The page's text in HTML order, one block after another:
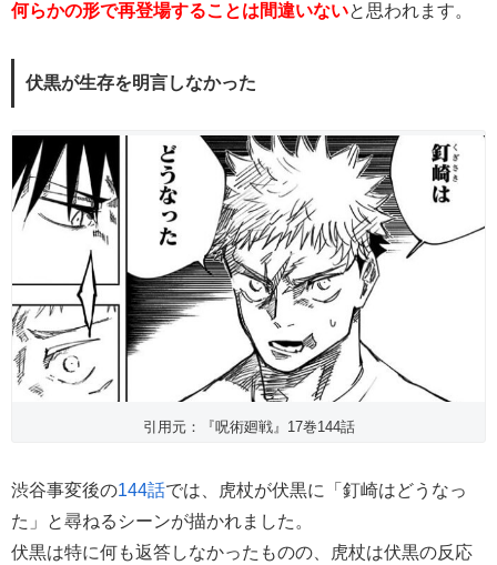
何らかの形で再登場することは間違いないと思われます。
伏黒が生存を明言しなかった
引用元：『呪術廻戦』17巻144話
渋谷事変後の144話では、虎杖が伏黒に「釘崎はどうなっ
た」と尋ねるシーンが描かれました。
伏黒は特に何も返答しなかったものの、虎杖は伏黒の反応